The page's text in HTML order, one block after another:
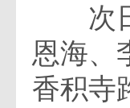
次日
恩海、
香积寺